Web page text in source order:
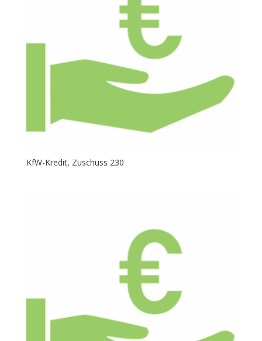
KfW-Kredit, Zuschuss 230